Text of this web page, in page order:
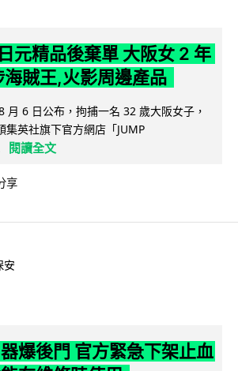
元精品後棄單 大阪女 2 年
賊王,火影周邊產品
月 6 日公布，拘捕一名 32 歲大阪女子，
集英社旗下官方網店「JUMP
閱讀全文
享
安
爆後門 官方緊急下架止血